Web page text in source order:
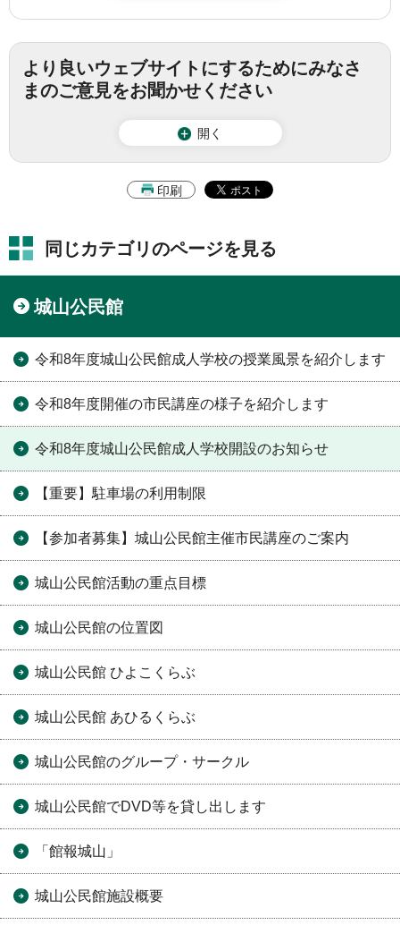
より良いウェブサイトにするためにみなさ
まのご意見をお聞かせください
開く
印刷
同じカテゴリのページを見る
城山公民館
令和8年度城山公民館成人学校の授業風景を紹介します
令和8年度開催の市民講座の様子を紹介します
令和8年度城山公民館成人学校開設のお知らせ
【重要】駐車場の利用制限
【参加者募集】城山公民館主催市民講座のご案内
城山公民館活動の重点目標
城山公民館の位置図
城山公民館 ひよこくらぶ
城山公民館 あひるくらぶ
城山公民館のグループ・サークル
城山公民館でDVD等を貸し出します
「館報城山」
城山公民館施設概要